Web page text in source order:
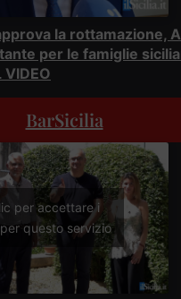
la rottamazione,
per le famiglie
VIDEO
BarSicilia
per accettare i
questo servizio